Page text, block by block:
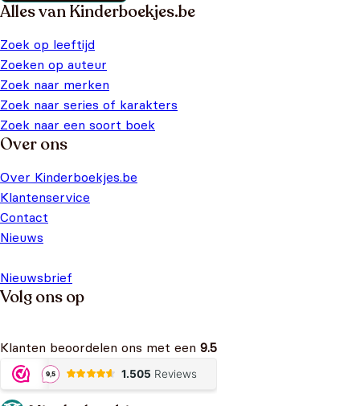
Alles van Kinderboekjes.be
Zoek op leeftijd
Zoeken op auteur
Zoek naar merken
Zoek naar series of karakters
Zoek naar een soort boek
Over ons
Over Kinderboekjes.be
Klantenservice
Contact
Nieuws
Nieuwsbrief
Volg ons op
Klanten beoordelen ons met een 9.5